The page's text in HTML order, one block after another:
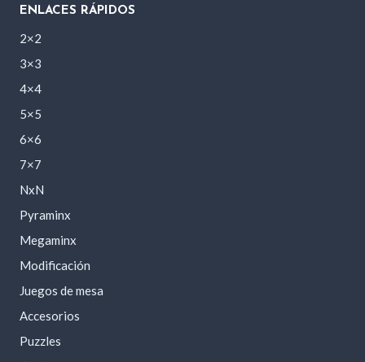
ENLACES RÁPIDOS
2×2
3×3
4×4
5×5
6×6
7×7
NxN
Pyraminx
Megaminx
Modificación
Juegos de mesa
Accesorios
Puzzles